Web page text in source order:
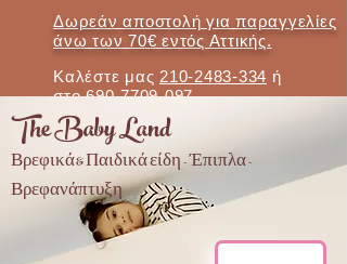
Δωρεάν αποστολή για παραγγελίες
άνω των 70€ εντός Αττικής.
Καλέστε μας 210-2483-334 ή
στο690-7709-097
The Baby Land
Βρεφικά & Παιδικά είδη - Έπιπλα -
Βρεφανάπτυξη